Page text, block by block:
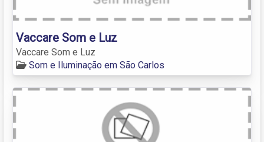
Vaccare Som e Luz
Vaccare Som e Luz
Som e Iluminação em São Carlos